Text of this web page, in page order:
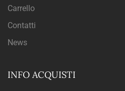
Carrello
Contatti
News
INFO ACQUISTI